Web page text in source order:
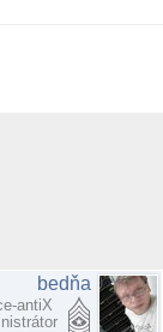
bedňa
antiX